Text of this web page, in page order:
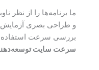
ما برنامه‌ها را از نظر
و طراحی بصری آزمایش
بررسی سرعت استفاده
سرعت سایت